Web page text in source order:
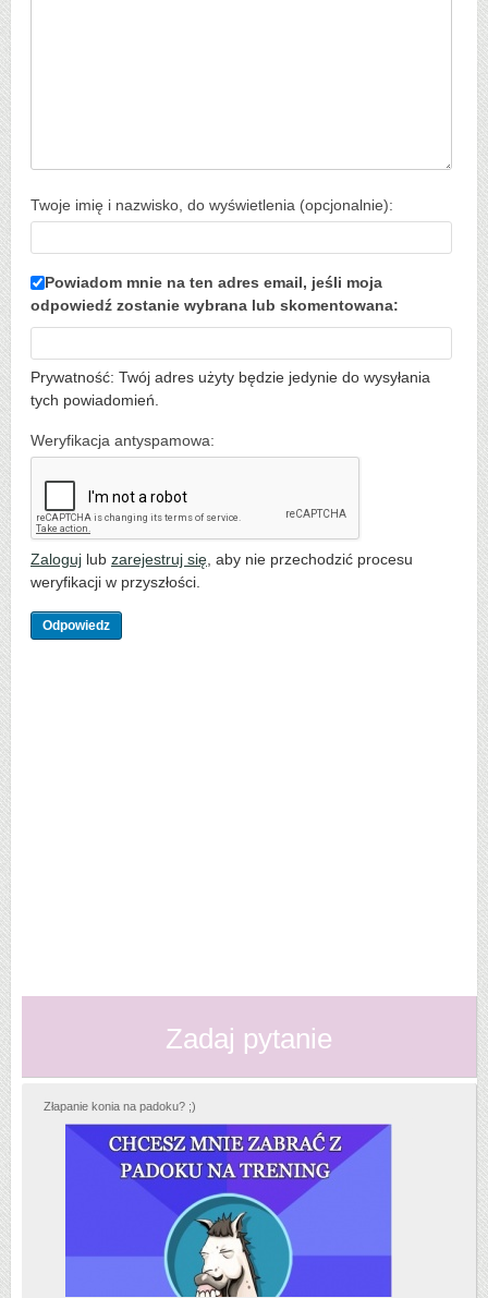
Twoje imię i nazwisko, do wyświetlenia (opcjonalnie):
Powiadom mnie na ten adres email, jeśli moja
odpowiedź zostanie wybrana lub skomentowana:
Prywatność: Twój adres użyty będzie jedynie do wysyłania
tych powiadomień.
Weryfikacja antyspamowa:
Zaloguj lub zarejestruj się , aby nie przechodzić procesu
weryfikacji w przyszłości.
Zadaj pytanie
Złapanie konia na padoku? ;)